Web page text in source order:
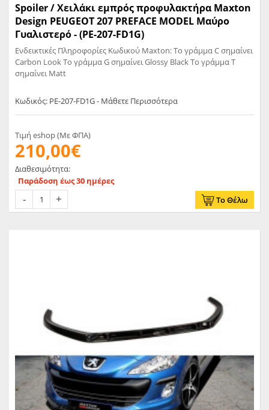
Spoiler / Χειλάκι εμπρός προφυλακτήρα Maxton
Design PEUGEOT 207 PREFACE MODEL Μαύρο
Γυαλιστερό - (PE-207-FD1G)
Ενδεικτικές Πληροφορίες Κωδικού Maxton: Το γράμμα C σημαίνει
Carbon Look Το γράμμα G σημαίνει Glossy Black Το γράμμα T
σημαίνει Matt
Κωδικός: PE-207-FD1G - Μάθετε Περισσότερα
Τιμή eshop (Με ΦΠΑ)
210,00€
Διαθεσιμότητα:
Παράδοση έως 30 ημέρες
Το Θέλω